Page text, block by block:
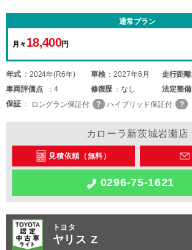
通常プラン
月々 18,400円
年式 2024年(R6年) 車検 2027年6月 走行距離
車両評価点 4 修復歴 なし 法定整備
保証
ロングラン保証付 ハイブリッド保証付
カローラ新茨城岩瀬店
見積依頼（無料）
0296-75-1621
トヨタ
ヤリス Z